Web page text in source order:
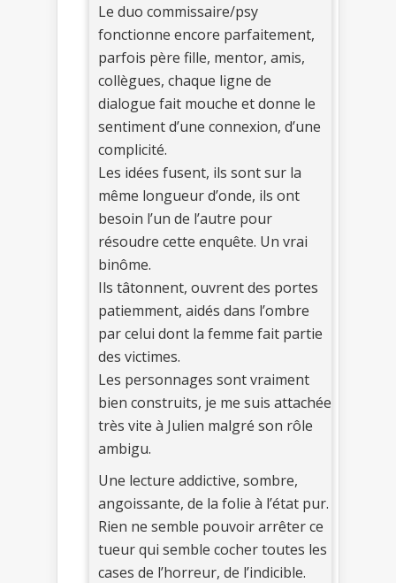
Le duo commissaire/psy
fonctionne encore parfaitement,
parfois père fille, mentor, amis,
collègues, chaque ligne de
dialogue fait mouche et donne le
sentiment d’une connexion, d’une
complicité.
Les idées fusent, ils sont sur la
même longueur d’onde, ils ont
besoin l’un de l’autre pour
résoudre cette enquête. Un vrai
binôme.
Ils tâtonnent, ouvrent des portes
patiemment, aidés dans l’ombre
par celui dont la femme fait partie
des victimes.
Les personnages sont vraiment
bien construits, je me suis attachée
très vite à Julien malgré son rôle
ambigu.
Une lecture addictive, sombre,
angoissante, de la folie à l’état pur.
Rien ne semble pouvoir arrêter ce
tueur qui semble cocher toutes les
cases de l’horreur, de l’indicible.